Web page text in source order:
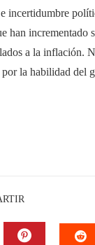
incertidumbre
han incrementado
a la inflación.
la habilidad del